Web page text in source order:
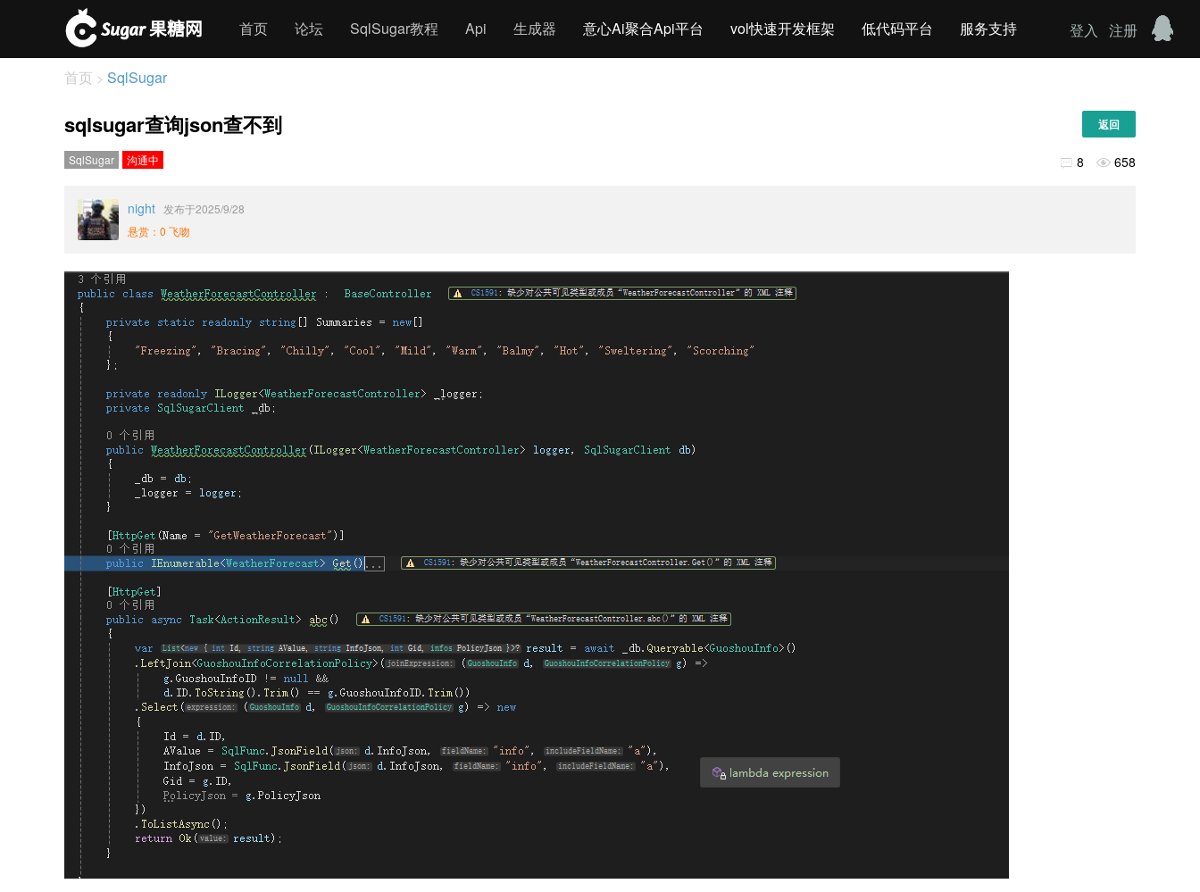
首页 论坛 SqlSugar教程 Api 生成器 意心Ai聚合Api平台 vol快速开发框架 低代码平台 服务支持 登入 注册
首页 > SqlSugar
sqlsugar查询json查不到 返回
SqlSugar 沟通中  8  658
night 发布于2025/9/28
悬赏：0 飞吻